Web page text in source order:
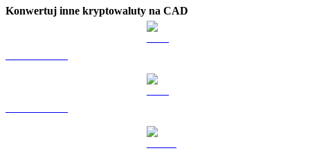
Konwertuj inne kryptowaluty na CAD